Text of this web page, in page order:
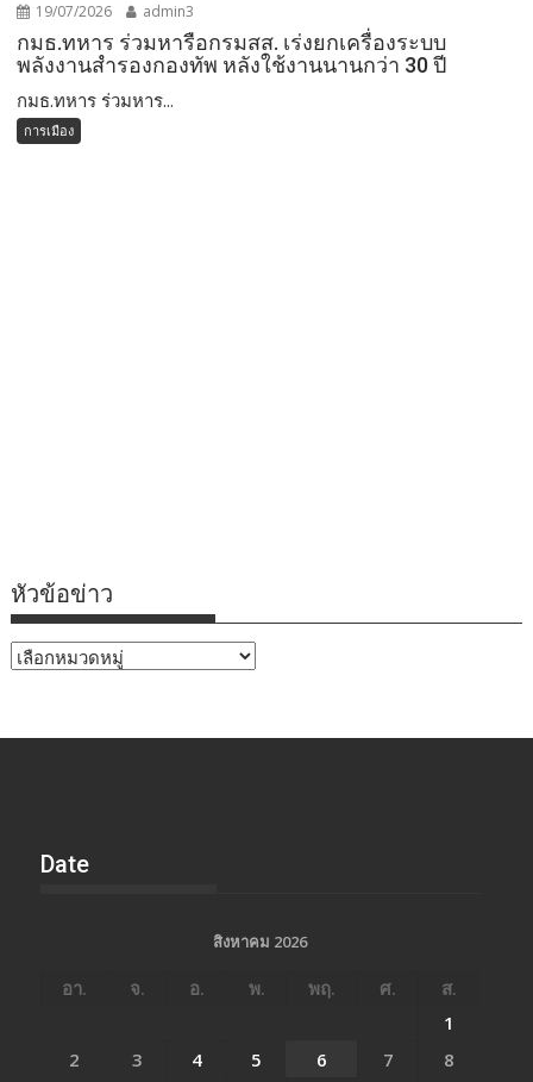
19/07/2026 admin3
กมธ.ทหาร ร่วมหารือกรมสส. เร่งยกเครื่องระบบ
พลังงานสำรองกองทัพ หลังใช้งานนานกว่า 30 ปี
กมธ.ทหาร ร่วมหาร...
การเมือง
หัวข้อข่าว
หัวข้อ
Date
สิงหาคม 2026
อา. จ. อ. พ. พฤ. ศ.
ส.
1
2
3 4 5 6 7
8